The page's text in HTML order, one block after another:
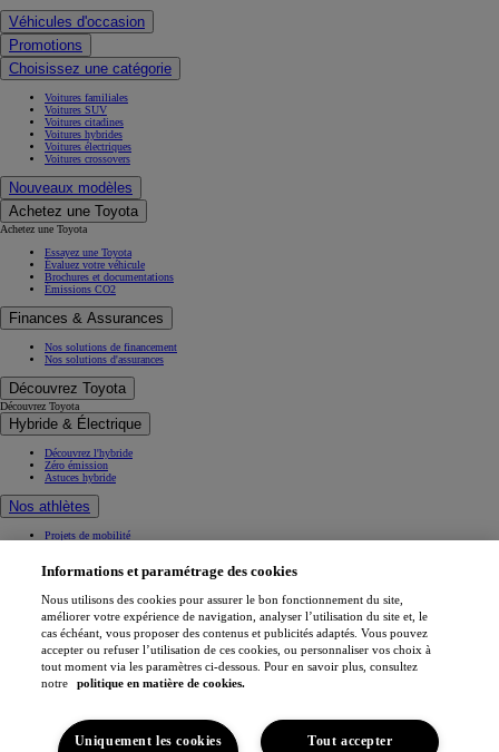
Véhicules d'occasion
Promotions
Choisissez une catégorie
Voitures familiales
Voitures SUV
Voitures citadines
Voitures hybrides
Voitures électriques
Voitures crossovers
Nouveaux modèles
Achetez une Toyota
Achetez une Toyota
Essayez une Toyota
Évaluez votre véhicule
Brochures et documentations
Émissions CO2
Finances & Assurances
Nos solutions de financement
Nos solutions d'assurances
Découvrez Toyota
Découvrez Toyota
Hybride & Électrique
Découvrez l'hybride
Zéro émission
Astuces hybride
Nos athlètes
Projets de mobilité
Toyota Gazoo Racing
Toyota GR Sport
Dakar Rally
WRC - Championnat du monde des rallyes
WEC - Championnat du monde d'endurance FIA
GR H2 Racing Concept
This is Toyota
Espace
Pourquoi Toyota
Confort du véhicule
Informations et paramétrage des cookies
Nous utilisons des cookies pour assurer le bon fonctionnement du site,
améliorer votre expérience de navigation, analyser l’utilisation du site et, le
cas échéant, vous proposer des contenus et publicités adaptés. Vous pouvez
accepter ou refuser l’utilisation de ces cookies, ou personnaliser vos choix à
tout moment via les paramètres ci-dessous. Pour en savoir plus, consultez
notre
politique en matière de cookies.
Tout accepter
Uniquement les cookies